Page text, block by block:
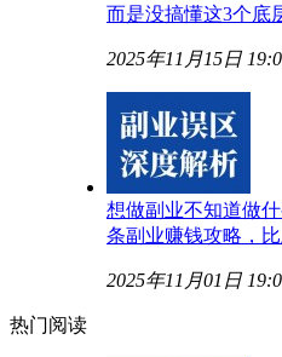
而是没搞懂这3个底
2025年11月15日
想做副业不知道做
条副业赚钱攻略，比
2025年11月01日
热门阅读